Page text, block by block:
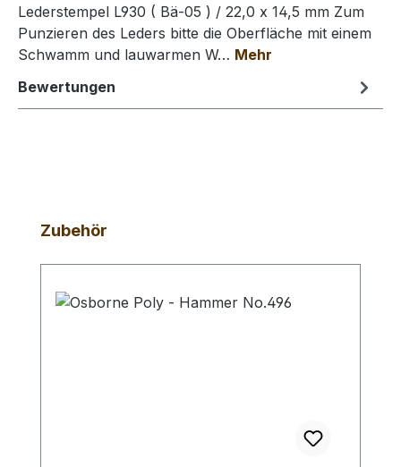
Lederstempel L930 ( Bä-05 ) / 22,0 x 14,5 mm Zum
Punzieren des Leders bitte die Oberfläche mit einem
Schwamm und lauwarmen W… Mehr
Bewertungen
Produktgalerie überspringen
Zubehör